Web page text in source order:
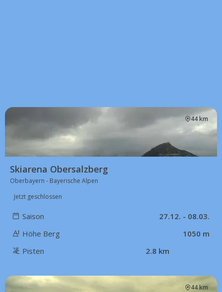
44 km
Skiarena Obersalzberg
Oberbayern - Bayerische Alpen
Jetzt geschlossen
Saison
27.12. - 08.03.
Höhe Berg
1050 m
Pisten
2.8 km
44 km